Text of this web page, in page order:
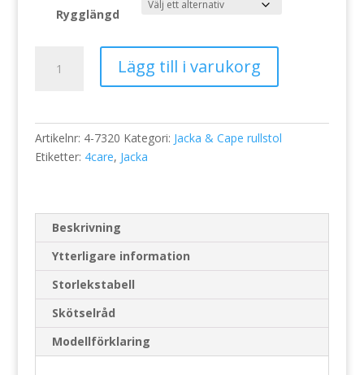
Rygglängd
mängd
Lägg till i varukorg
Artikelnr: 4-7320 Kategori: Jacka & Cape rullstol
Etiketter: 4care, Jacka
Beskrivning
Ytterligare information
Storlekstabell
Skötselråd
Modellförklaring